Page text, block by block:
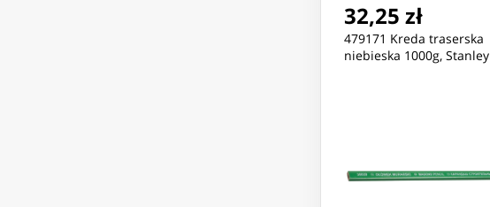
32,25 zł
479171 Kreda traserska
niebieska 1000g, Stanley